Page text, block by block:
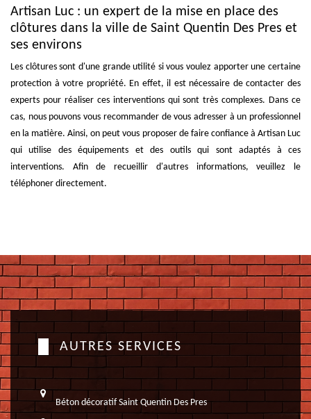
Artisan Luc : un expert de la mise en place des
clôtures dans la ville de Saint Quentin Des Pres et
ses environs
Les clôtures sont d'une grande utilité si vous voulez apporter une certaine
protection à votre propriété. En effet, il est nécessaire de contacter des
experts pour réaliser ces interventions qui sont très complexes. Dans ce
cas, nous pouvons vous recommander de vous adresser à un professionnel
en la matière. Ainsi, on peut vous proposer de faire confiance à Artisan Luc
qui utilise des équipements et des outils qui sont adaptés à ces
interventions. Afin de recueillir d'autres informations, veuillez le
téléphoner directement.
AUTRES SERVICES
Béton décoratif Saint Quentin Des Pres